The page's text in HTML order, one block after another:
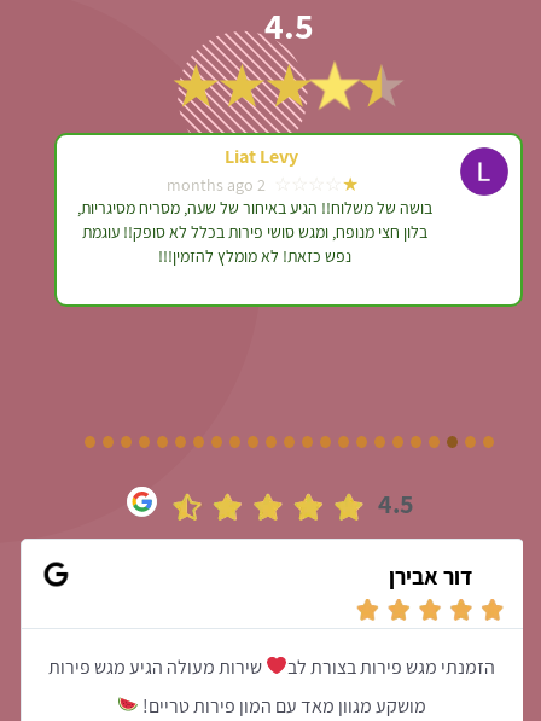
4.5
Rachel Krauze
★★★★★ לפני חודש
המגש נראה עשיר ויפה, השליח אדיב ומנומס. כל הכבוד
4.5
דור אבירן
הזמנתי מגש פירות בצורת לב
שירות מעולה הגיע מגש פירות
מושקע מגוון מאד עם המון פירות טריים!